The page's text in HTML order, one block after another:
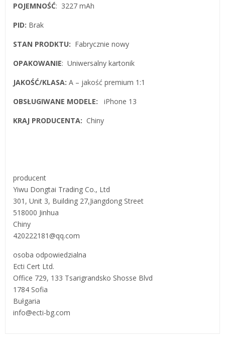
POJEMNOŚĆ: 3227 mAh
PID: Brak
STAN PRODKTU: Fabrycznie nowy
OPAKOWANIE: Uniwersalny kartonik
JAKOŚĆ/KLASA: A – jakość premium 1:1
OBSŁUGIWANE MODELE: iPhone 13
KRAJ PRODUCENTA: Chiny
producent
Yiwu Dongtai Trading Co., Ltd
301, Unit 3, Building 27,Jiangdong Street
518000 Jinhua
Chiny
420222181@qq.com
osoba odpowiedzialna
Ecti Cert Ltd.
Office 729, 133 Tsarigrandsko Shosse Blvd
1784 Sofia
Bułgaria
info@ecti-bg.com